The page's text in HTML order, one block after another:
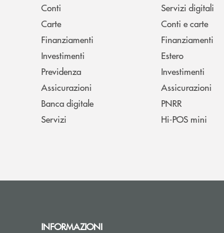
Conti
Carte
Finanziamenti
Investimenti
Previdenza
Assicurazioni
Banca digitale
Servizi
Servizi digitali
Conti e carte
Finanziamenti
Estero
Investimenti
Assicurazioni
PNRR
Hi-POS mini
INFORMAZIONI